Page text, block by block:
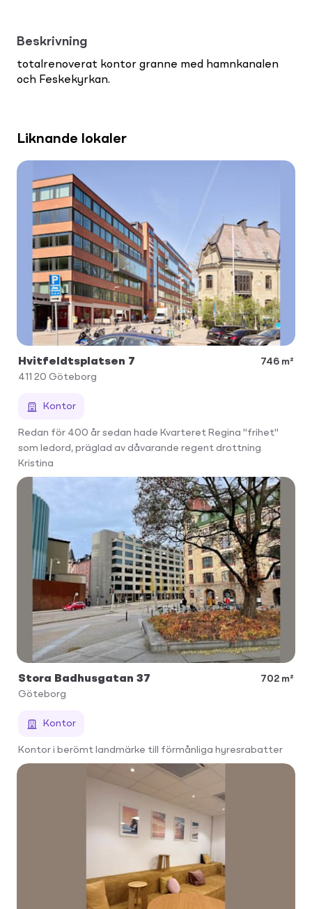
Beskrivning
totalrenoverat kontor granne med hamnkanalen
och Feskekyrkan.
Liknande lokaler
Hvitfeldtsplatsen 7
746 m²
411 20 Göteborg
Kontor
Redan för 400 år sedan hade Kvarteret Regina "frihet"
som ledord, präglad av dåvarande regent drottning
Kristina
Stora Badhusgatan 37
702 m²
Göteborg
Kontor
Kontor i berömt landmärke till förmånliga hyresrabatter